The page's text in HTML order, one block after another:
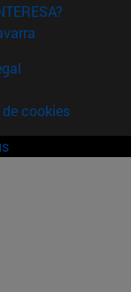
cookies